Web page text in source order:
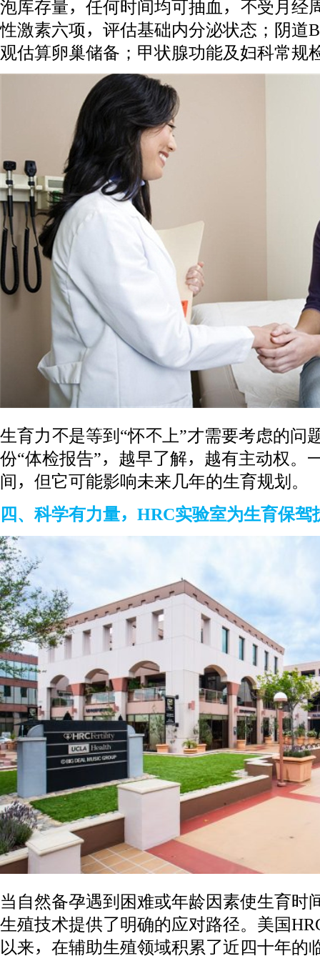
泡库存量，任何时间均可抽血，不受月经
性激素六项，评估基础内分泌状态；阴道
观估算卵巢储备；甲状腺功能及妇科常规
生育力不是等到“怀不上”才需要考虑的问
份“体检报告”，越早了解，越有主动权。
间，但它可能影响未来几年的生育规划。
四、科学有力量，HRC实验室为生育保驾
当自然备孕遇到困难或年龄因素使生育时
生殖技术提供了明确的应对路径。美国
以来，在辅助生殖领域积累了近四十年的